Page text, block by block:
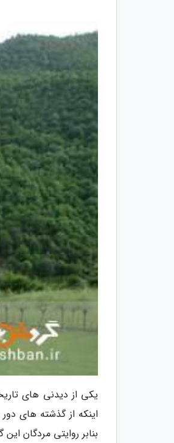
یکی از دیدنی های
اینکه از گذشته های
بنابر روایتی مردگان